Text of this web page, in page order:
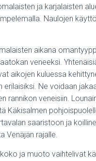
ja karjalaisten
Naulojen
aikana
veneeksi.
aikojen kuluessa
erilaisiksi. Ne voidaan
rannikon veneisiin.
Käkisalmen
saaristoon ja
Venäjän rajalle.
ja muoto vaihtelivat